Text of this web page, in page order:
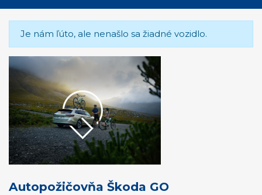
Je nám ľúto, ale nenašlo sa žiadné vozidlo.
Autopožičovňa Škoda GO